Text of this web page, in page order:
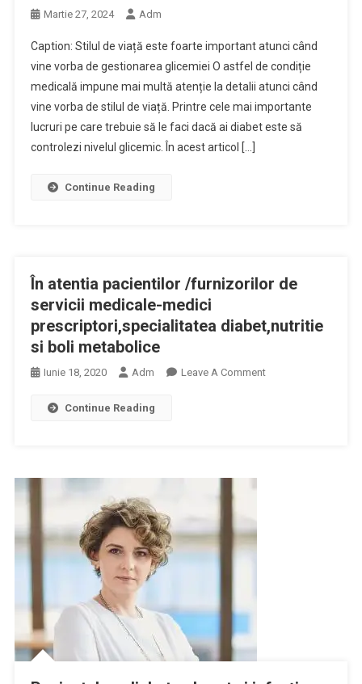
Martie 27, 2024 Adm
Caption: Stilul de viață este foarte important atunci când
vine vorba de gestionarea glicemiei O astfel de condiție
medicală impune mai multă atenție la detalii atunci când
vine vorba de stilul de viață. Printre cele mai importante
lucruri pe care trebuie să le faci dacă ai diabet este să
controlezi nivelul glicemic. În acest articol […]
Continue Reading
În atentia pacientilor /furnizorilor de
servicii medicale-medici
prescriptori,specialitatea diabet,nutritie
si boli metabolice
Iunie 18, 2020 Adm Leave A CommentOn
Continue Reading